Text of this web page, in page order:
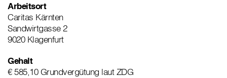
Arbeitsort
Caritas Kärnten
Sandwirtgasse 2
9020 Klagenfurt
Gehalt
€ 585,10 Grundvergütung laut ZDG